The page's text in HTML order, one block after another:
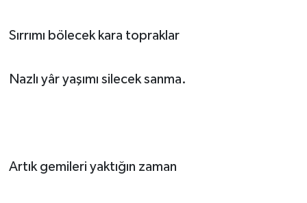
Sırrımı bölecek kara topraklar
Nazlı yâr yaşımı silecek sanma.
Artık gemileri yaktığın zaman